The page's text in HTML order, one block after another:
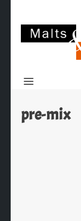
pre-mix